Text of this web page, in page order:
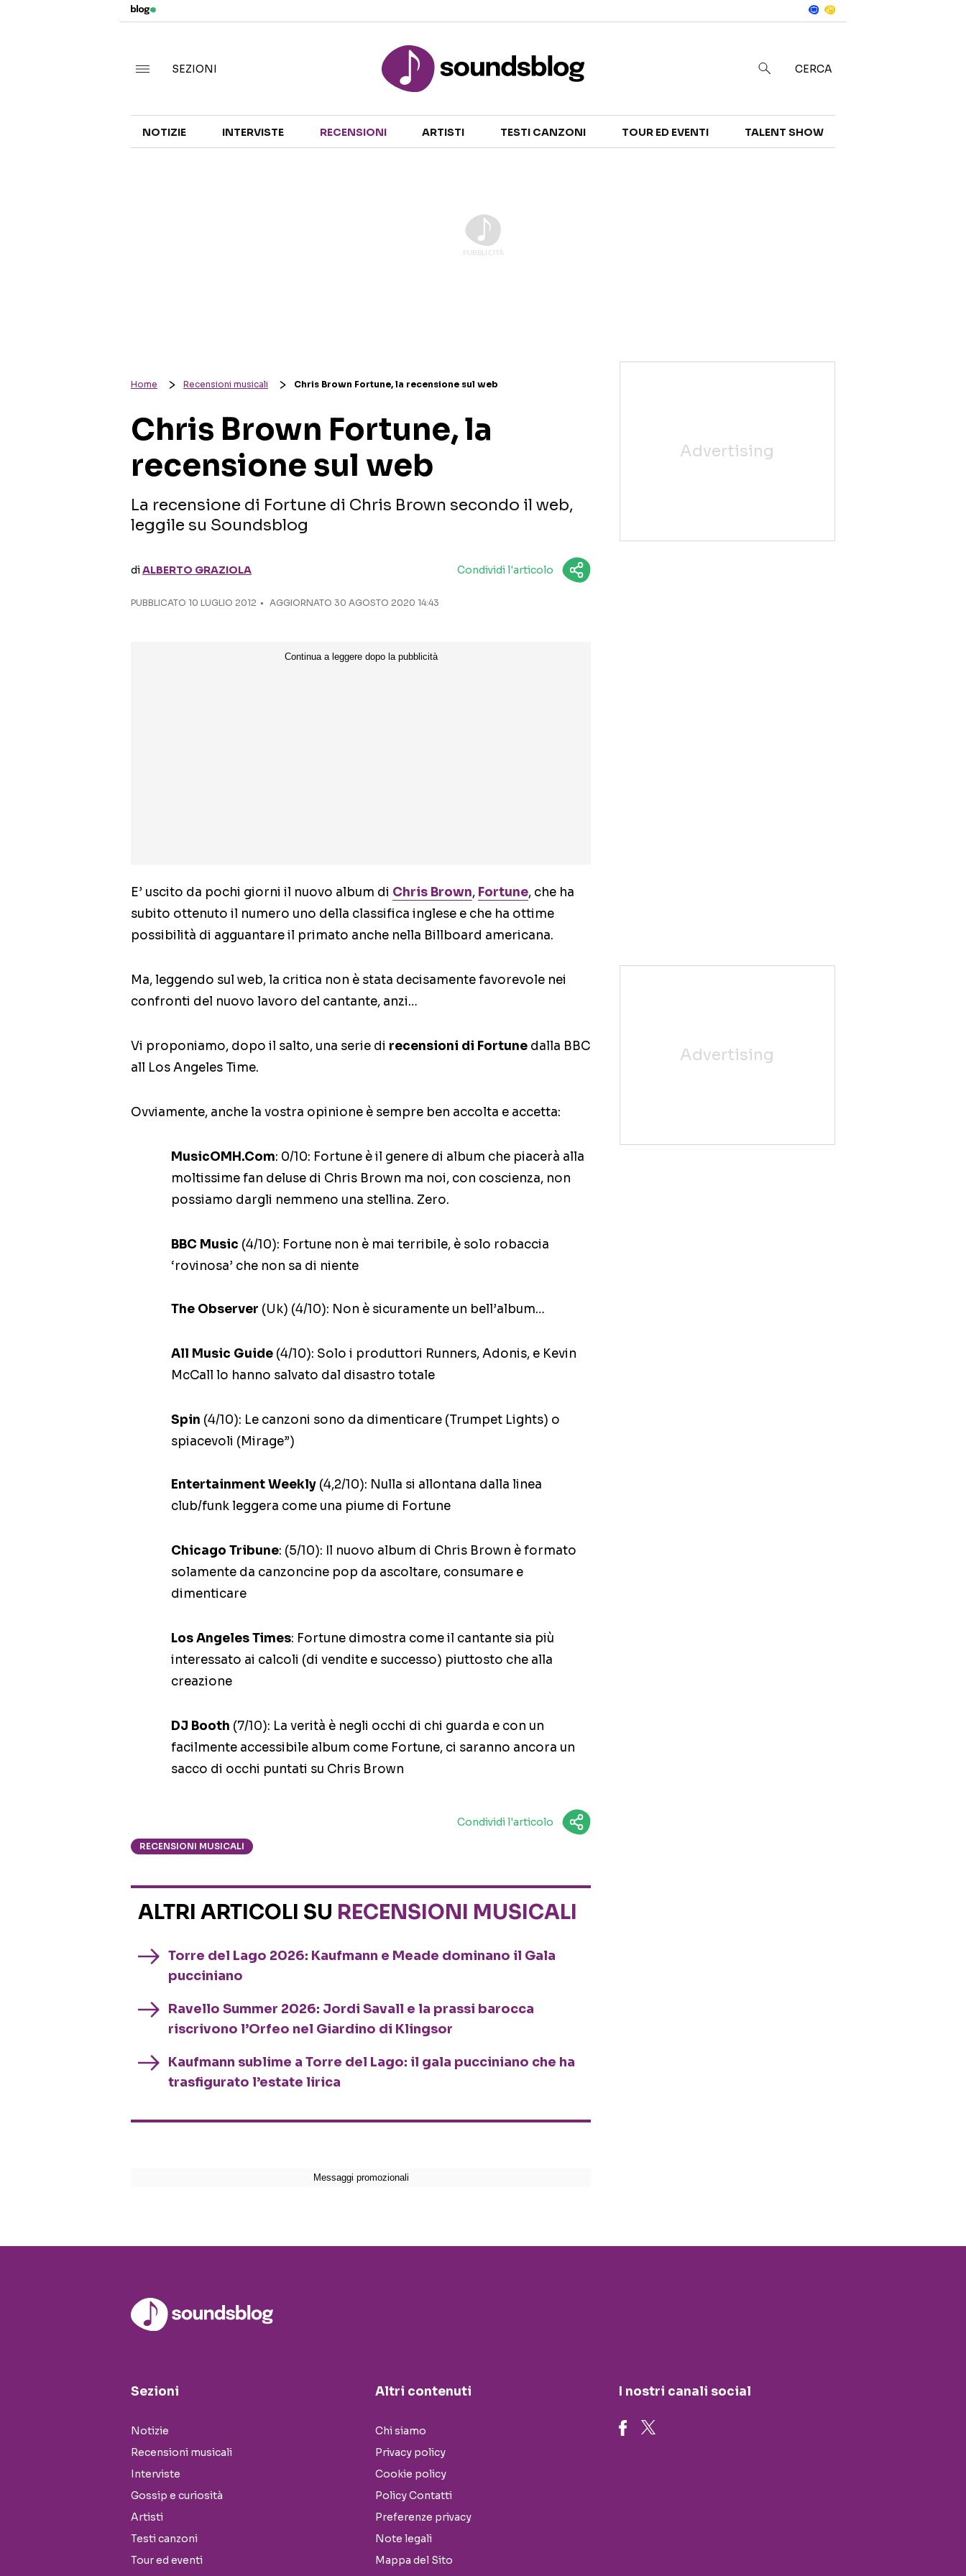
TALENT SHOW
SEZIONI CERCA
NOTIZIE INTERVISTE RECENSIONI ARTISTI TESTI CANZONI TOUR ED EVENTI TALENT SHOW
Home Recensioni musicali Chris Brown Fortune, la recensione sul web
Chris Brown Fortune, la
recensione sul web
La recensione di Fortune di Chris Brown secondo il web,
leggile su Soundsblog
diALBERTO GRAZIOLA Condividi l'articolo
PUBBLICATO 10 LUGLIO 2012 AGGIORNATO 30 AGOSTO 2020 14:43
E’ uscito da pochi giorni il nuovo album di Chris Brown, Fortune, che ha
subito ottenuto il numero uno della classifica inglese e che ha ottime
possibilità di agguantare il primato anche nella Billboard americana.
Ma, leggendo sul web, la critica non è stata decisamente favorevole nei
confronti del nuovo lavoro del cantante, anzi…
Vi proponiamo, dopo il salto, una serie di recensioni di Fortune dalla BBC
all Los Angeles Time.
Ovviamente, anche la vostra opinione è sempre ben accolta e accetta:
MusicOMH.Com: 0/10: Fortune è il genere di album che piacerà alla
moltissime fan deluse di Chris Brown ma noi, con coscienza, non
possiamo dargli nemmeno una stellina. Zero.
BBC Music (4/10): Fortune non è mai terribile, è solo robaccia
‘rovinosa’ che non sa di niente
The Observer (Uk) (4/10): Non è sicuramente un bell’album…
All Music Guide (4/10): Solo i produttori Runners, Adonis, e Kevin
McCall lo hanno salvato dal disastro totale
Spin (4/10): Le canzoni sono da dimenticare (Trumpet Lights) o
spiacevoli (Mirage”)
Entertainment Weekly (4,2/10): Nulla si allontana dalla linea
club/funk leggera come una piume di Fortune
Chicago Tribune: (5/10): Il nuovo album di Chris Brown è formato
solamente da canzoncine pop da ascoltare, consumare e
dimenticare
Los Angeles Times: Fortune dimostra come il cantante sia più
interessato ai calcoli (di vendite e successo) piuttosto che alla
creazione
DJ Booth (7/10): La verità è negli occhi di chi guarda e con un
facilmente accessibile album come Fortune, ci saranno ancora un
sacco di occhi puntati su Chris Brown
Condividi l'articolo
RECENSIONI MUSICALI
ALTRI ARTICOLI SU RECENSIONI MUSICALI
Torre del Lago 2026: Kaufmann e Meade dominano il Gala
pucciniano
Ravello Summer 2026: Jordi Savall e la prassi barocca
riscrivono l’Orfeo nel Giardino di Klingsor
Kaufmann sublime a Torre del Lago: il gala pucciniano che ha
trasfigurato l’estate lirica
Sezioni
Notizie
Recensioni musicali
Interviste
Gossip e curiosità
Artisti
Testi canzoni
Tour ed eventi
Altri contenuti
Chi siamo
Privacy policy
Cookie policy
Policy Contatti
Preferenze privacy
Note legali
Mappa del Sito
I nostri canali social